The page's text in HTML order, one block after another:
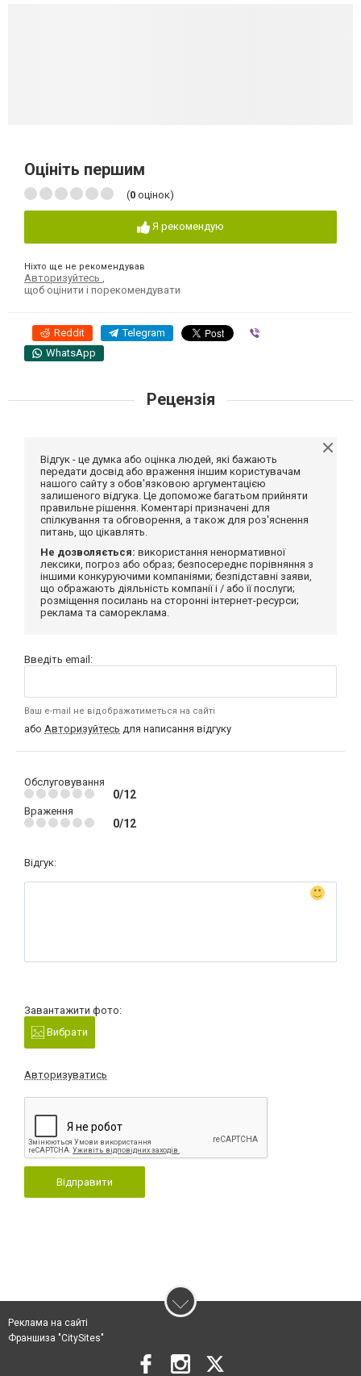
Оцініть першим
(0 оцінок)
Я рекомендую
Ніхто ще не рекомендував
Авторизуйтесь
щоб оцінити і порекомендувати
Reddit Telegram
WhatsApp
Рецензія
Відгук - це думка або оцінка людей, які бажають
передати досвід або враження іншим користувачам
нашого сайту з обов'язковою аргументацією
залишеного відгука. Це допоможе багатьом прийняти
правильне рішення. Коментарі призначені для
спілкування та обговорення, а також для роз'яснення
питань, що цікавлять.
Не дозволяється: використання ненормативної
лексики, погроз або образ; безпосереднє порівняння з
іншими конкуруючими компаніями; безпідставні заяви,
що ображають діяльність компанії і / або її послуги;
розміщення посилань на сторонні інтернет-ресурси;
реклама та самореклама.
Введіть email:
Ваш e-mail не відображатиметься на сайті
або Авторизуйтесь для написання відгуку
Обслуговування
0/12
Враження
0/12
Відгук:
Завантажити фото:
Вибрати
Авторизуватись
Відправити
Реклама на сайті
Франшиза "CitySites"